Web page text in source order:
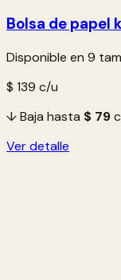
Bolsa de papel
Disponible en 9
$ 139 c/u
↓ Baja hasta $ 79
Ver detalle